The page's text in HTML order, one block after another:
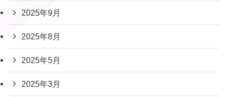
2025年9月
2025年8月
2025年5月
2025年3月